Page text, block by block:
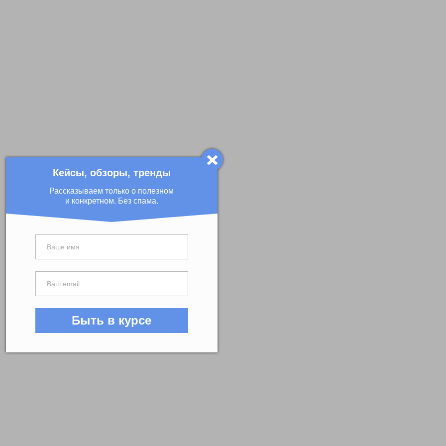
Кейсы, обзоры, тренды
Рассказываем только о полезном
и конкретном. Без спама.
Быть в курсе